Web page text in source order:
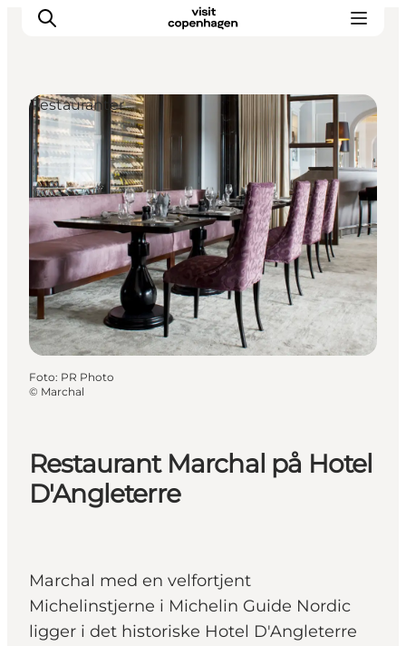
This is Copenhagen
Aktiviteter
Spis & drik
Områder
Planlæg din tur
CopenPay
Copenhagen Card
Restaurant Marchal på Hotel
D'Angleterre
Marchal med en velfortjent
Michelinstjerne i Michelin Guide Nordic
ligger i det historiske Hotel D'Angleterre
Restauranter
Foto: PR Photo
© Marchal